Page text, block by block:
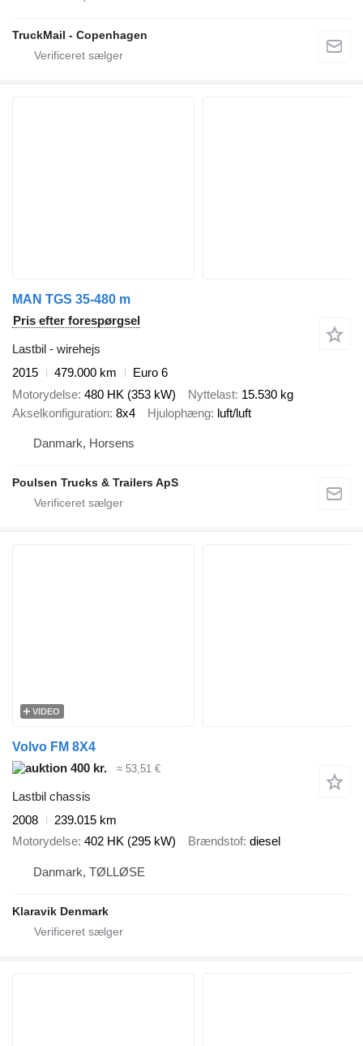
TruckMail - Copenhagen
MAN TGS 35-480 m
Pris efter forespørgsel
Lastbil - wirehejs
2015
479.000 km
Euro 6
Motorydelse 480 HK (353 kW) Nyttelast 15.530 kg
Akselkonfiguration 8x4 Hjulophæng luft/luft
Danmark, Horsens
Poulsen Trucks & Trailers ApS
VIDEO
Volvo FM 8X4
400 kr.
≈ 53,51 €
Lastbil chassis
2008
239.015 km
Motorydelse 402 HK (295 kW) Brændstof diesel
Danmark, TØLLØSE
Klaravik Denmark